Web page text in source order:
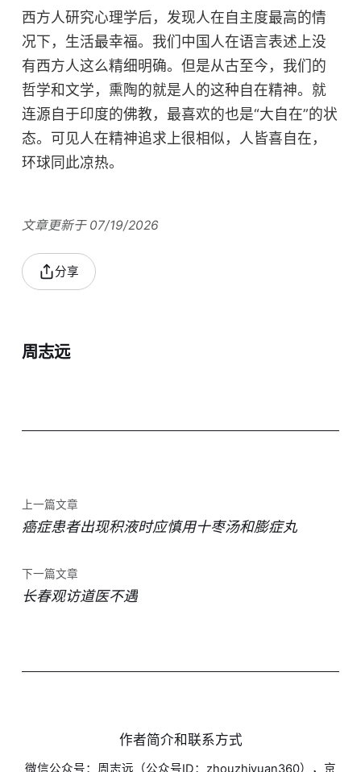
西方人研究心理学后，发现人在自主度最高的情
况下，生活最幸福。我们中国人在语言表述上没
有西方人这么精细明确。但是从古至今，我们的
哲学和文学，熏陶的就是人的这种自在精神。就
连源自于印度的佛教，最喜欢的也是“大自在”的状
态。可见人在精神追求上很相似，人皆喜自在，
环球同此凉热。
文章更新于 07/19/2026
分享
周志远
上一篇文章
癌症患者出现积液时应慎用十枣汤和膨症丸
下一篇文章
长春观访道医不遇
作者简介和联系方式
微信公众号：周志远（公众号ID：zhouzhiyuan360），京